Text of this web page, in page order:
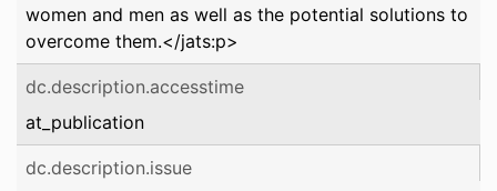
women and men as well as the potential solutions to
overcome them.</jats:p>
dc.description.accesstime
at_publication
dc.description.issue